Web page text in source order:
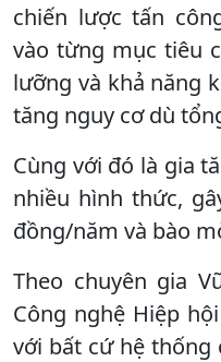
chiến lược tấn
vào từng mục tiêu
lưỡng và khả năng
tăng nguy cơ dù
Cùng với đó là gia
nhiều hình thức,
đồng/năm và bào
Theo chuyên gia
Công nghệ Hiệp
với bất cứ hệ thống